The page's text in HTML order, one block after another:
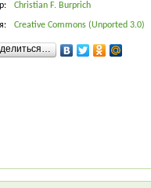
Christian F. Burprich
Creative Commons (Unported 3.0)